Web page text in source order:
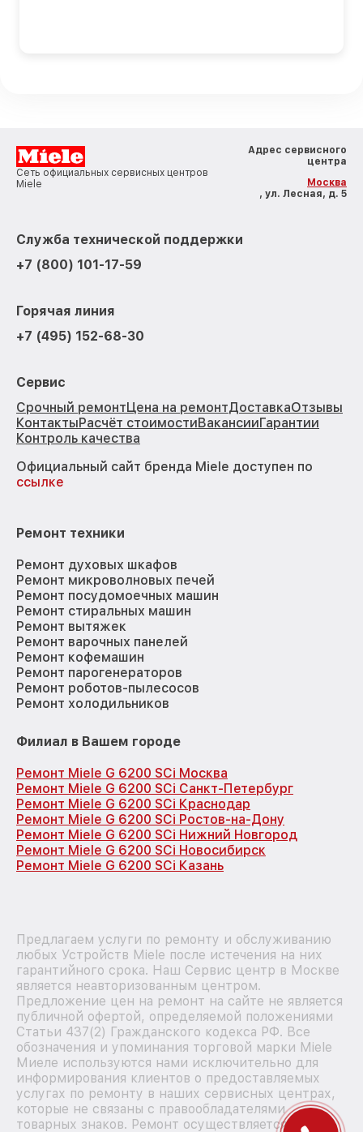
Сеть официальных сервисных центров
Miele
Адрес сервисного
центра
Москва
, ул. Лесная, д. 5
Служба технической поддержки
+7 (800) 101-17-59
Горячая линия
+7 (495) 152-68-30
Сервис
Срочный ремонтЦена на ремонтДоставкаОтзывы
КонтактыРасчёт стоимостиВакансииГарантии
Контроль качества
Официальный сайт бренда Miele доступен по
ссылке
Ремонт техники
Ремонт духовых шкафов
Ремонт микроволновых печей
Ремонт посудомоечных машин
Ремонт стиральных машин
Ремонт вытяжек
Ремонт варочных панелей
Ремонт кофемашин
Ремонт парогенераторов
Ремонт роботов-пылесосов
Ремонт холодильников
Филиал в Вашем городе
Ремонт Miele G 6200 SCi Москва
Ремонт Miele G 6200 SCi Санкт-Петербург
Ремонт Miele G 6200 SCi Краснодар
Ремонт Miele G 6200 SCi Ростов-на-Дону
Ремонт Miele G 6200 SCi Нижний Новгород
Ремонт Miele G 6200 SCi Новосибирск
Ремонт Miele G 6200 SCi Казань
Предлагаем услуги по ремонту и обслуживанию
любых Устройств Miele после истечения на них
гарантийного срока. Наш Сервис центр в Москве
является неавторизованным центром.
Предложение цен на ремонт на сайте не является
публичной офертой, определяемой положениями
Статьи 437(2) Гражданского кодекса РФ. Все
обозначения и упоминания торговой марки Miele
Миеле используются нами исключительно для
информирования клиентов о предоставляемых
услугах по ремонту в наших сервисных центрах,
которые не связаны с правообладателями
товарных знаков. Ремонт осуществляется для